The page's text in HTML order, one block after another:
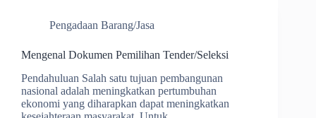
Pengadaan Barang/Jasa
Mengenal Dokumen Pemilihan Tender/Seleksi
Pendahuluan Salah satu tujuan pembangunan
nasional adalah meningkatkan pertumbuhan
ekonomi yang diharapkan dapat meningkatkan